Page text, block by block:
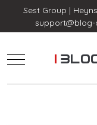
Sest Group |
Mobile Menu Toggle